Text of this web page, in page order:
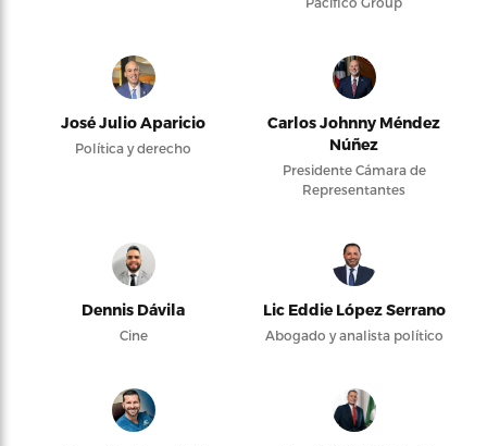
José Julio Aparicio
Política y derecho
Carlos Johnny Méndez
Núñez
Presidente Cámara de
Representantes
Dennis Dávila
Cine
Lic Eddie López Serrano
Abogado y analista político